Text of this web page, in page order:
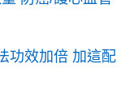
功效加倍 加這配